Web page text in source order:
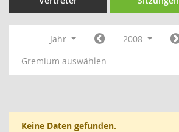
Jahr
2008
Gremium auswählen
Keine Daten gefunden.